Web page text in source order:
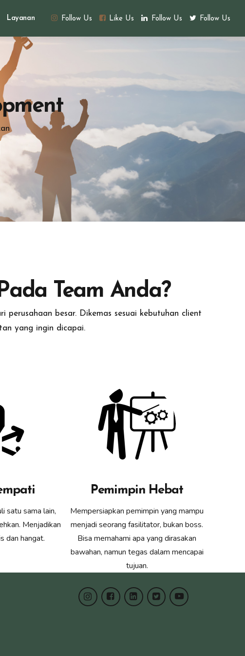
Follow Us Like Us Follow Us Follow Us
Layanan
Team Anda?
besar. Dikemas sesuai kebutuhan client
yang ingin dicapai.
satu sama lain,
Menjadikan
dan hangat.
Pemimpin Hebat
Mempersiapkan pemimpin yang mampu
menjadi seorang fasilitator, bukan boss.
Bisa memahami apa yang dirasakan
bawahan, namun tegas dalam mencapai
tujuan.